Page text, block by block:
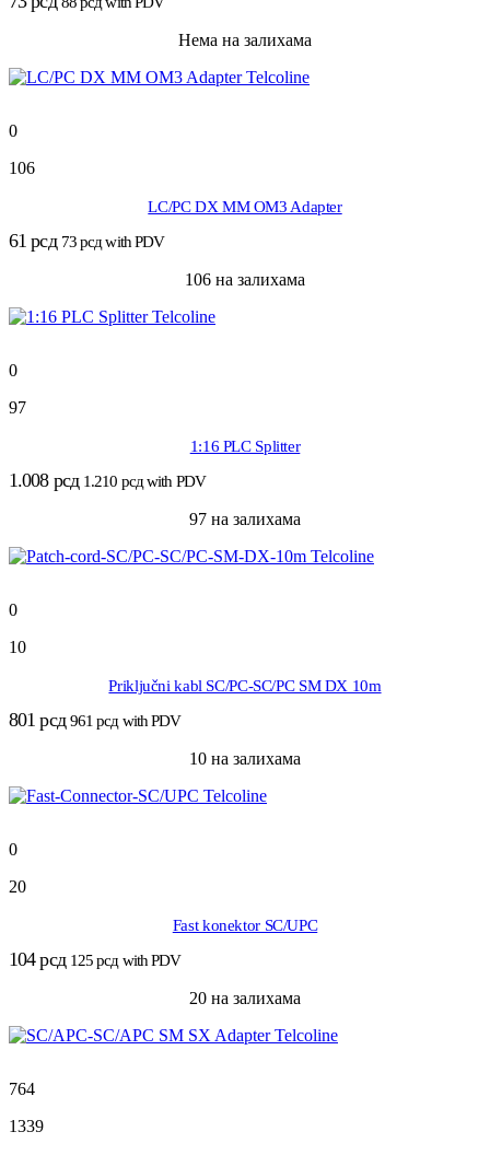
Нема на залихама
0
106
LC/PC DX MM OM3 Adapter
61рсд 73рсдwith PDV
106 на залихама
0
97
1:16 PLC Splitter
1.008 рсд 1.210 рсдwith PDV
97 на залихама
0
10
Priključni kabl SC/PC-SC/PC SM DX 10m
801рсд 961рсдwith PDV
10 на залихама
0
20
Fast konektor SC/UPC
104рсд 125рсдwith PDV
20 на залихама
764
1339